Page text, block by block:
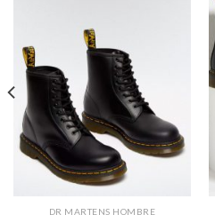
DR MARTENS HOMBRE